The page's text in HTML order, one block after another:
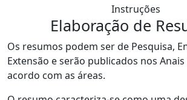
Instruções
Elaboração de
Os resumos podem ser de Pesquisa,
Extensão e serão publicados nos Anais
acordo com as áreas.